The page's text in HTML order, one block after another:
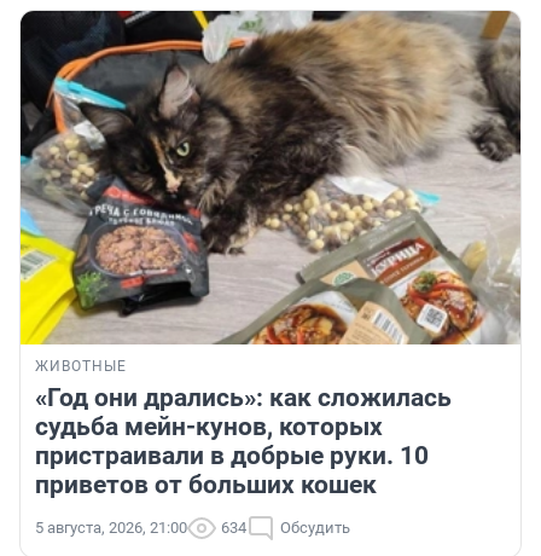
ЖИВОТНЫЕ
«Год они дрались»: как сложилась
судьба мейн-кунов, которых
пристраивали в добрые руки. 10
приветов от больших кошек
5 августа, 2026, 21:00 634 Обсудить